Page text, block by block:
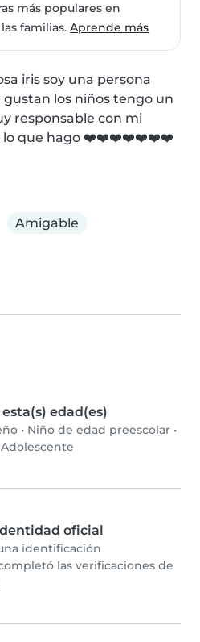
más populares en
familias.Aprende más
iris soy una persona
los niños tengo un
responsable con mi
lo que hago ❤️❤️❤️❤️❤️❤️❤️
Amigable
edad(es)
• Niño de edad preescolar •
Adolescente
oficial
identificación
las verificaciones de